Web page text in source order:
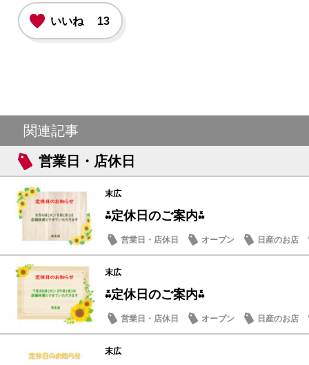
いいね 13
関連記事
営業日・店休日
末広
⁂定休日のご案内⁂
営業日・店休日 オープン 日産のお店
末広
⁂定休日のご案内⁂
営業日・店休日 オープン 日産のお店
末広